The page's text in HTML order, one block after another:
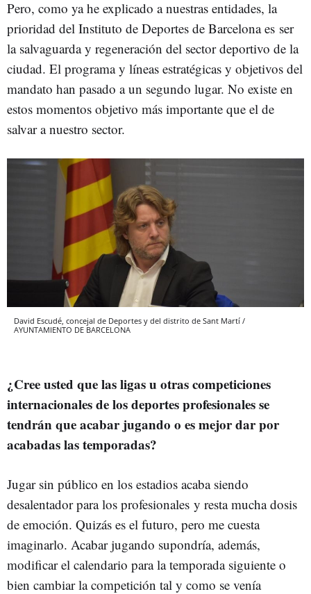
Pero, como ya he explicado a nuestras entidades, la
prioridad del Instituto de Deportes de Barcelona es ser
la salvaguarda y regeneración del sector deportivo de la
ciudad. El programa y líneas estratégicas y objetivos del
mandato han pasado a un segundo lugar. No existe en
estos momentos objetivo más importante que el de
salvar a nuestro sector.
David Escudé, concejal de Deportes y del distrito de Sant Martí /
AYUNTAMIENTO DE BARCELONA
¿Cree usted que las ligas u otras competiciones
internacionales de los deportes profesionales se
tendrán que acabar jugando o es mejor dar por
acabadas las temporadas?
Jugar sin público en los estadios acaba siendo
desalentador para los profesionales y resta mucha dosis
de emoción. Quizás es el futuro, pero me cuesta
imaginarlo. Acabar jugando supondría, además,
modificar el calendario para la temporada siguiente o
bien cambiar la competición tal y como se venía